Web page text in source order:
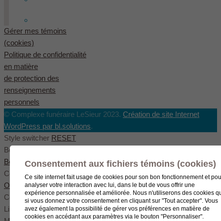
Gérer mes témoins
(cookies)
Politique de confidentialité
en matière
de protection des
renseignements
personnels
© Complexe funéraire LeSieur 2023. Création de site Internet
WordPress par bl.solutions.
Style switcher RESET
Body styles
Boxed
Wide Fullwide
Color scheme
Original Blue Green
Color settings
Link color
Consentement aux fichiers témoins (cookies)
Ce site internet fait usage de cookies pour son bon fonctionnement et
analyser votre interaction avec lui, dans le but de vous offrir une
expérience personnalisée et améliorée. Nous n'utiliserons des cookies
si vous donnez votre consentement en cliquant sur "Tout accepter". Vous
avez également la possibilité de gérer vos préférences en matière de
cookies en accédant aux paramètres via le bouton "Personnaliser".